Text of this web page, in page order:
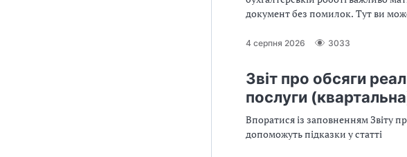
документ без помилок. Тут ви
4 серпня 2026 3033
Звіт про обсяги
послуги
Впоратися із заповненням Звіту
допоможуть підказки у статті